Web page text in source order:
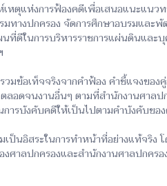
หตุแห่งการฟ้องคดีเพื่อเสนอแนะแนว
มทางปกครอง จัดการศึกษาอบรมและ
ที่ดีในการบริหารราชการแผ่นดินและ
วมข้อเท็จจริงจากคำฟ้อง คำชี้แจงของ
ลอดจนงานอื่นๆ ตามที่สำนักงานศาลป
ารบังคับคดีให้เป็นไปตามคำบังคับขอ
ป็นอิสระในการทำหน้าที่อย่างแท้จริง
ศาลปกครองและสำนักงานศาลปกครอ